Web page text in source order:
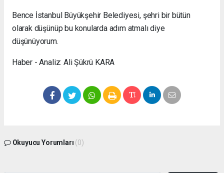
Bence İstanbul Büyükşehir Belediyesi, şehri bir bütün
olarak düşünüp bu konularda adım atmalı diye
düşünüyorum.
Haber - Analiz: Ali Şükrü KARA
Okuyucu Yorumları (0)